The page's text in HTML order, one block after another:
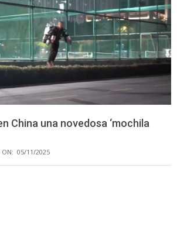
China una novedosa ‘mochila
ON: 05/11/2025